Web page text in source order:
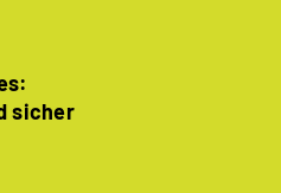
sicher